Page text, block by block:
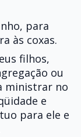
para
às coxas.
filhos,
ou
ministrar no
e
para ele e